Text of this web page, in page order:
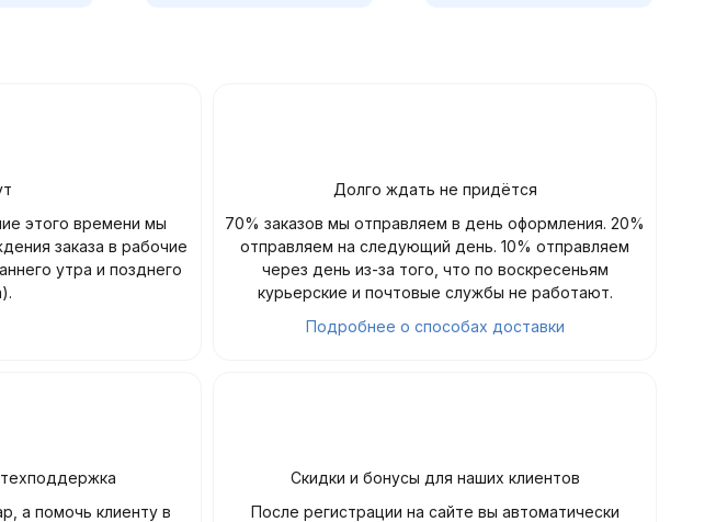
этого времени мы
заказа в рабочие
утра и позднего
Долго ждать не придётся
70% заказов мы отправляем в день оформления. 20%
отправляем на следующий день. 10% отправляем
через день из-за того, что по воскресеньям
курьерские и почтовые службы не работают.
Подробнее о способах доставки
а помочь клиенту в
Скидки и бонусы для наших клиентов
После регистрации на сайте вы автоматически